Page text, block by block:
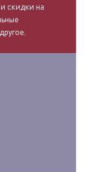
скидки на